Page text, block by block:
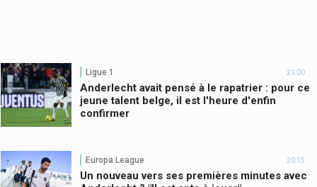
Ligue 1 21:00
Anderlecht avait pensé à le rapatrier : pour ce
jeune talent belge, il est l'heure d'enfin
confirmer
Europa League 20:15
Un nouveau vers ses premières minutes avec